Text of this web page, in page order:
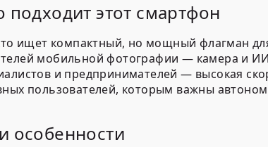
подходит этот смартфон
ищет компактный, но мощный флагман
мобильной фотографии — камера и
и предпринимателей — высокая
пользователей, которым важны
особенности